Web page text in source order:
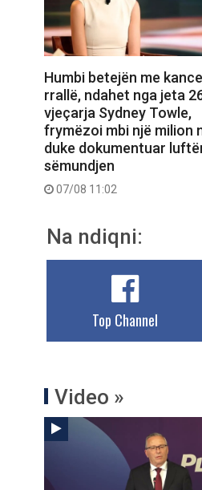
Humbi betejën me
rrallë, ndahet nga jeta
vjeçarja Sydney Towle,
frymëzoi mbi një milion
duke dokumentuar
sëmundjen
07/08 11:02
Na ndiqni:
Top Channel
Video »